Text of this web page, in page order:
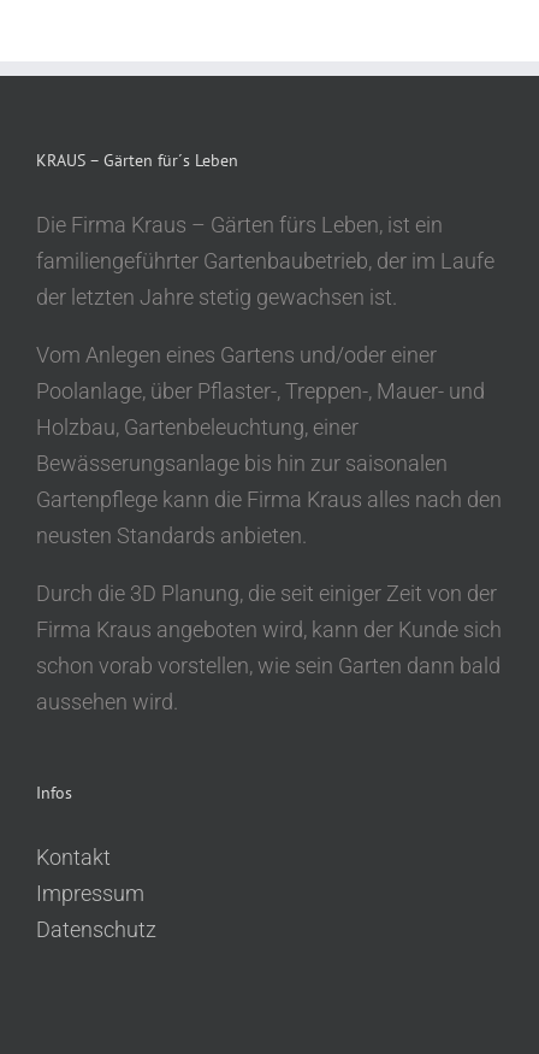
KRAUS – Gärten für´s Leben
Die Firma Kraus – Gärten fürs Leben, ist ein
familiengeführter Gartenbaubetrieb, der im Laufe
der letzten Jahre stetig gewachsen ist.
Vom Anlegen eines Gartens und/oder einer
Poolanlage, über Pflaster-, Treppen-, Mauer- und
Holzbau, Gartenbeleuchtung, einer
Bewässerungsanlage bis hin zur saisonalen
Gartenpflege kann die Firma Kraus alles nach den
neusten Standards anbieten.
Durch die 3D Planung, die seit einiger Zeit von der
Firma Kraus angeboten wird, kann der Kunde sich
schon vorab vorstellen, wie sein Garten dann bald
aussehen wird.
Infos
Kontakt
Impressum
Datenschutz